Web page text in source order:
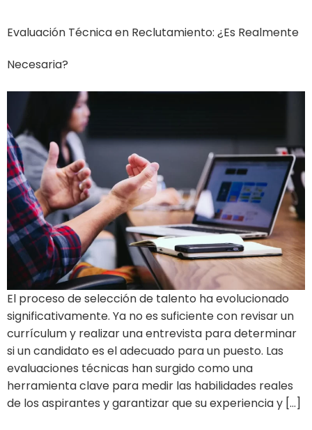
Evaluación Técnica en Reclutamiento: ¿Es Realmente
Necesaria?
El proceso de selección de talento ha evolucionado
significativamente. Ya no es suficiente con revisar un
currículum y realizar una entrevista para determinar
si un candidato es el adecuado para un puesto. Las
evaluaciones técnicas han surgido como una
herramienta clave para medir las habilidades reales
de los aspirantes y garantizar que su experiencia y […]